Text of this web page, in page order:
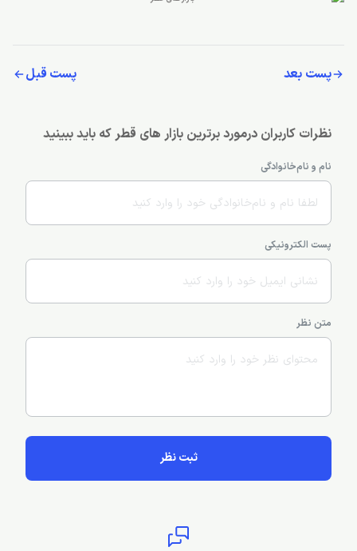
پست بعد پست قبل
نظرات کاربران درمورد برترین بازار های قطر که باید ببینید
نام و نام‌خانوادگی
پست الکترونیکی
متن نظر
ثبت نظر